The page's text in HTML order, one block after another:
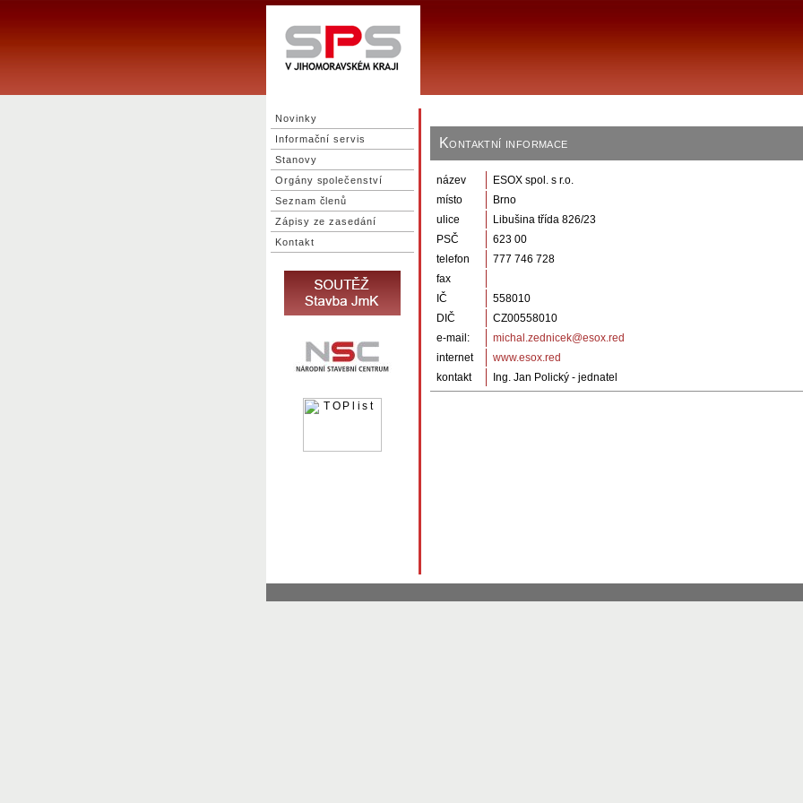
Novinky
Informační servis
Stanovy
Orgány společenství
Seznam členů
Zápisy ze zasedání
Kontakt
Kontaktní informace
název
ESOX spol. s r.o.
místo
Brno
ulice
Libušina třída 826/23
PSČ
623 00
telefon
777 746 728
fax
IČ
558010
DIČ
CZ00558010
e-mail:
michal.zednicek@esox.red
internet
www.esox.red
kontakt
Ing. Jan Polický - jednatel